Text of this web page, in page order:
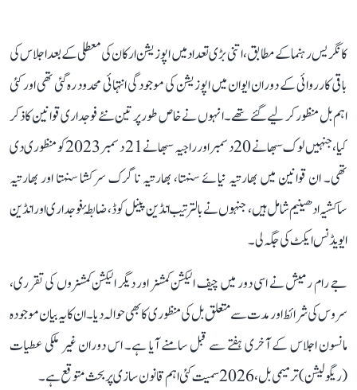
کانگریس رہنما کے مطابق، اتنی بڑی تعداد میں اپوزیشن ارکان کی معطلی کے بعد اجلاس کی
باقی کارروائی کے دوران ایوان میں اپوزیشن کی موجودگی انتہائی محدود رہ گئی تھی اور کئی
اہم بل منظور کر لیے گئے تھے۔ انہوں نے خاص طور پر تین نئے فوجداری قوانین کا ذکر
کیا، جنہیں لوک سبھا نے 20 دسمبر اور راجیہ سبھا نے 21 دسمبر 2023 کو منظوری دی
تھی۔ ان قوانین میں بھارتیہ نیائے سنہتا، بھارتیہ ناگرک سرکشا سنہتا اور بھارتیہ
ساکشیہ ادھینیم شامل ہیں، جنہوں نے بالترتیب انڈین پینل کوڈ، ضابطۂ فوجداری اور انڈین
ایویڈنس ایکٹ کی جگہ لی۔
جے رام رمیش نے اسی دور میں چیف الیکشن کمشنر اور دیگر الیکشن کمشنروں کی تقرری،
سروس کی شرائط اور مدت سے متعلق بل کی منظوری کا بھی حوالہ دیا۔ ان کا یہ بیان موجودہ
مانسون اجلاس کے آخری ہفتے سے قبل سامنے آیا ہے۔ اس دوران غیر ملکی عطیات
(ریگولیشن) ترمیمی بل، 2026 سمیت کئی اہم قانون سازی پر بحث متوقع ہے۔